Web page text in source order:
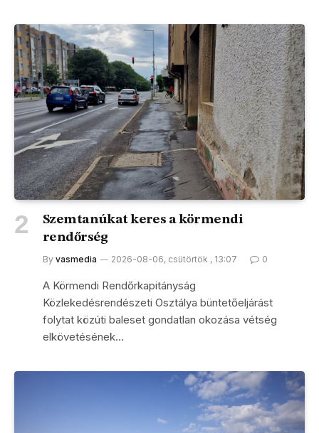
Szemtanúkat keres a körmendi
rendőrség
By vasmedia 2026-08-06, csütörtök , 13:07 0
A Körmendi Rendőrkapitányság
Közlekedésrendészeti Osztálya büntetőeljárást
folytat közúti baleset gondatlan okozása vétség
elkövetésének…